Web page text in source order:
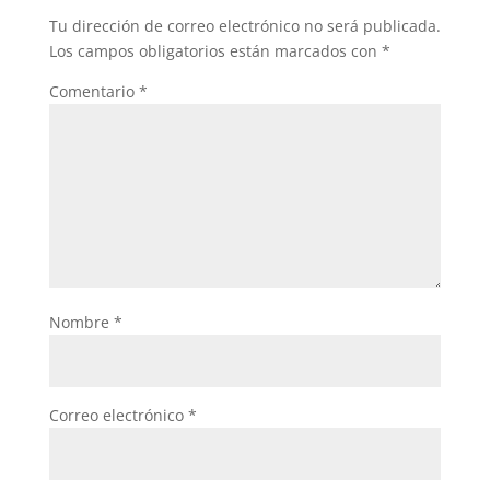
Tu dirección de correo electrónico no será publicada.
Los campos obligatorios están marcados con *
Comentario *
Nombre *
Correo electrónico *